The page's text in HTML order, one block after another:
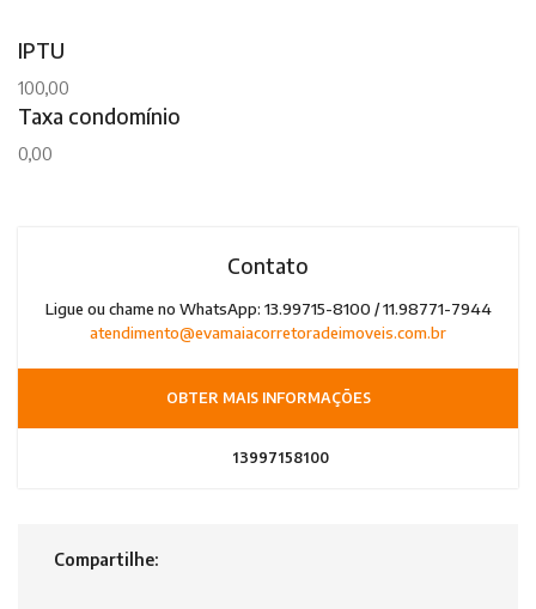
IPTU
100,00
Taxa condomínio
0,00
Contato
Ligue ou chame no WhatsApp: 13.99715-8100 / 11.98771-7944
atendimento@evamaiacorretoradeimoveis.com.br
OBTER MAIS INFORMAÇÕES
13997158100
Compartilhe: